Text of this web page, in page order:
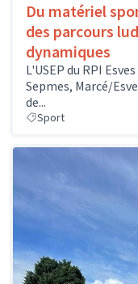
Du matériel
des parcours
dynamiques
L'USEP du RPI
Sepmes, Marcé/
de...
Sport